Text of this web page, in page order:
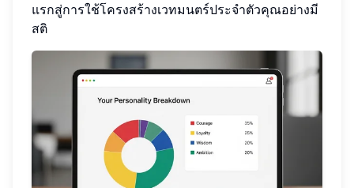
แรกสู่การใช้โครงสร้างเวทมนตร์ประจำตัวคุณอย่างมี
สติ